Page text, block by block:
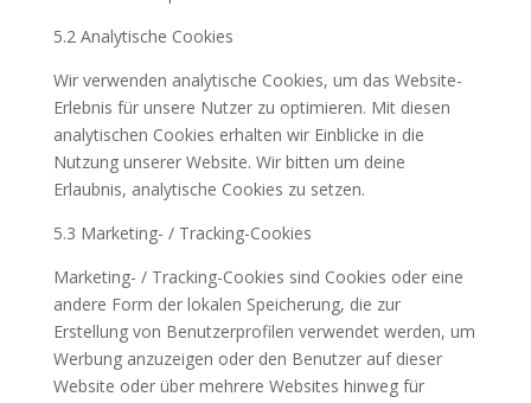
5.2 Analytische Cookies
Wir verwenden analytische Cookies, um das Website-
Erlebnis für unsere Nutzer zu optimieren. Mit diesen
analytischen Cookies erhalten wir Einblicke in die
Nutzung unserer Website. Wir bitten um deine
Erlaubnis, analytische Cookies zu setzen.
5.3 Marketing- / Tracking-Cookies
Marketing- / Tracking-Cookies sind Cookies oder eine
andere Form der lokalen Speicherung, die zur
Erstellung von Benutzerprofilen verwendet werden, um
Werbung anzuzeigen oder den Benutzer auf dieser
Website oder über mehrere Websites hinweg für